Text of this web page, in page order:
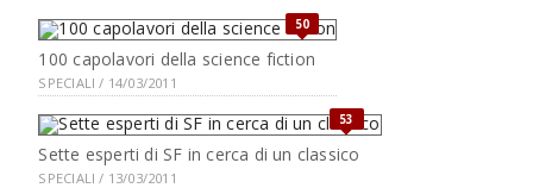
50
100 capolavori della science fiction
SPECIALI / 14/03/2011
53
Sette esperti di SF in cerca di un classico
SPECIALI / 13/03/2011